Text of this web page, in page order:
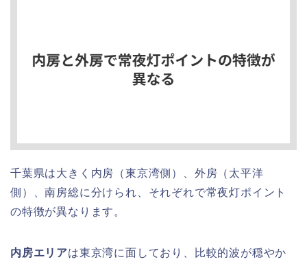
千葉県は大きく内房（東京湾側）、外房（太平洋
側）、南房総に分けられ、それぞれで常夜灯ポイント
の特徴が異なります。
内房エリアは東京湾に面しており、比較的波が穏やか